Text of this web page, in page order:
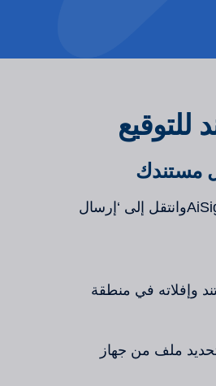
للتوقيع
تسجيل الدخول إلى AiSignوانتقل إلى ‘إرسال
وإفلاته في منطقة
ملف من جهاز